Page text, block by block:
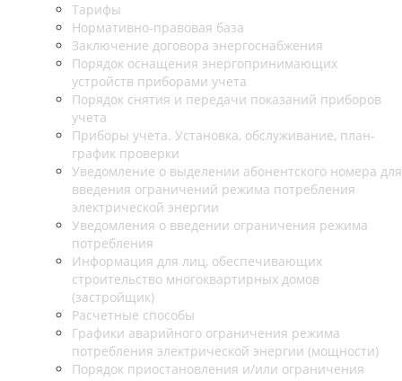
Тарифы
Нормативно-правовая база
Заключение договора энергоснабжения
Порядок оснащения энергопринимающих
устройств приборами учета
Порядок снятия и передачи показаний приборов
учета
Приборы учета. Установка, обслуживание, план-
график проверки
Уведомление о выделении абонентского номера для
введения ограничений режима потребления
электрической энергии
Уведомления о введении ограничения режима
потребления
Информация для лиц, обеспечивающих
строительство многоквартирных домов
(застройщик)
Расчетные способы
Графики аварийного ограничения режима
потребления электрической энергии (мощности)
Порядок приостановления и/или ограничения